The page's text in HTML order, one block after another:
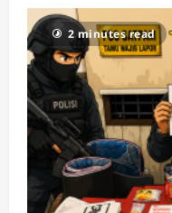
2 minutes read